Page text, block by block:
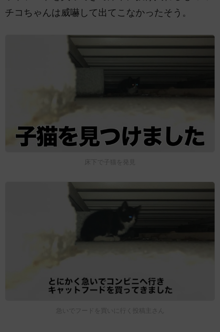
チコちゃんは威嚇して出てこなかったそう。
床下で子猫を発見
急いでフードを買いに行く投稿主さん